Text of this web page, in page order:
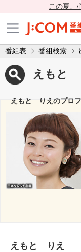
この夏、
番組表 番組検索
えもと
えもと りえのプロ
えもと りえ